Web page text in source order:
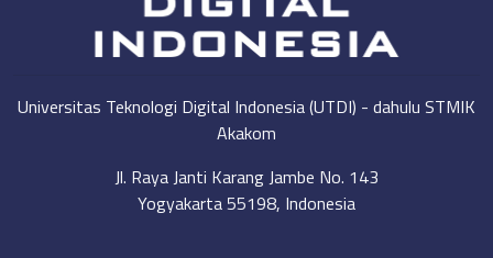
Universitas Teknologi Digital Indonesia (UTDI) - dahulu STMIK
Akakom
Jl. Raya Janti Karang Jambe No. 143
Yogyakarta 55198, Indonesia